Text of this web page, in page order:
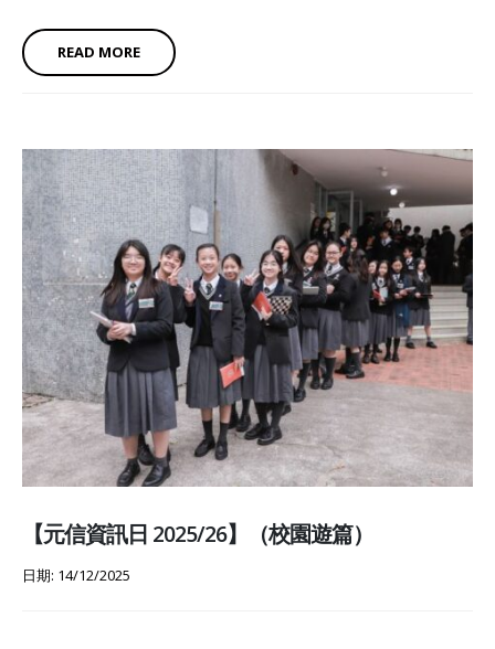
READ MORE
【元信資訊日 2025/26】（校園遊篇）
日期: 14/12/2025